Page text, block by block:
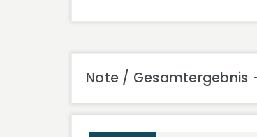
Note / Gesamtergebnis